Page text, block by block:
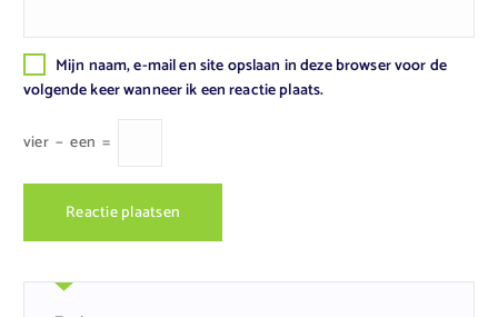
Mijn naam, e-mail en site opslaan in deze browser voor de
volgende keer wanneer ik een reactie plaats.
vier − een =